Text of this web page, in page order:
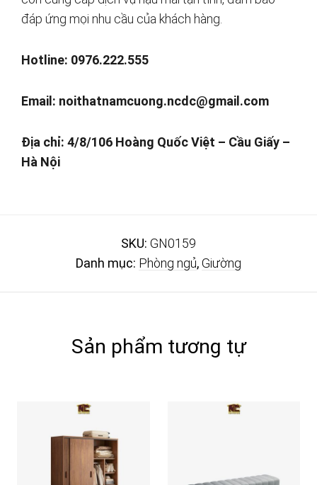
đáp ứng mọi nhu cầu của khách hàng.
Hotline: 0976.222.555
Email: noithatnamcuong.ncdc@gmail.com
Địa chỉ: 4/8/106 Hoàng Quốc Việt – Cầu Giấy –
Hà Nội
SKU: GN0159
Danh mục: Phòng ngủ,Giường
Sản phẩm tương tự